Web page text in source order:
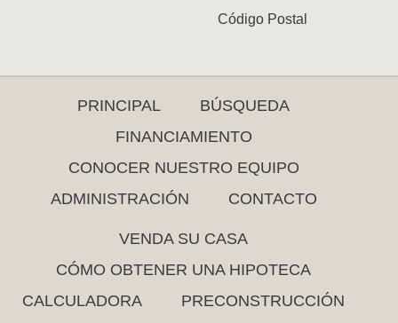
Código Postal
PRINCIPAL
BÚSQUEDA
FINANCIAMIENTO
CONOCER NUESTRO EQUIPO
ADMINISTRACIÓN
CONTACTO
VENDA SU CASA
CÓMO OBTENER UNA HIPOTECA
CALCULADORA
PRECONSTRUCCIÓN